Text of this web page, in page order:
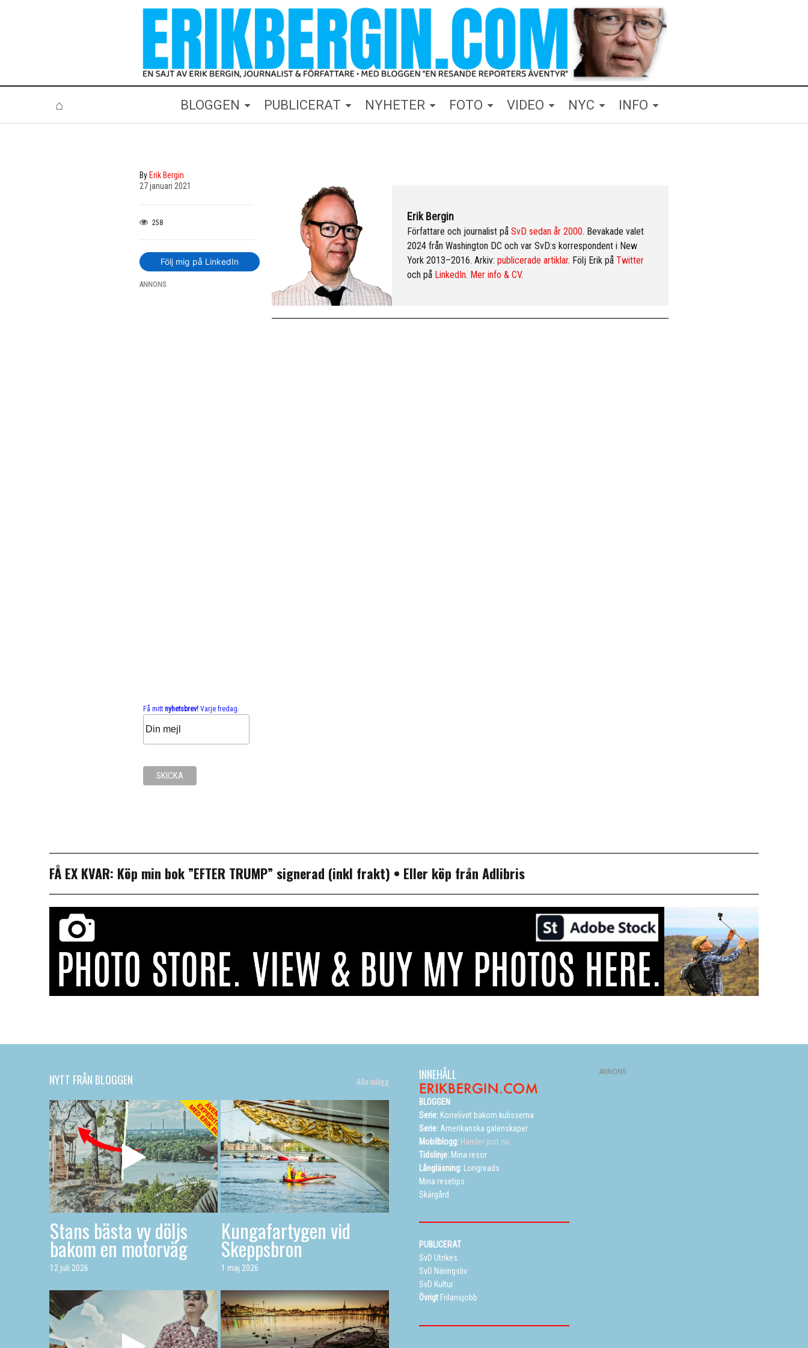
BLOGGEN PUBLICERAT NYHETER FOTO VIDEO NYC INFO
⌂
ByErik Bergin
27 januari 2021
258
Följ mig på LinkedIn
ANNONS
Få mitt nyhetsbrev!Varje fredag.
Erik Bergin
Författare och journalist på SvD sedan år 2000. Bevakade valet
2024 från Washington DC och var SvD:s korrespondent i New
York 2013–2016. Arkiv: publicerade artiklar. Följ Erik på Twitter
och på LinkedIn. Mer info & CV.
FÅ EX KVAR: Köp min bok ”EFTER TRUMP” signerad (inkl frakt) • Eller köp från Adlibris
NYTT FRÅN BLOGGEN Alla inlägg
Stans bästa vy döljs
bakom en motorväg
12 juli 2026
Kungafartygen vid
Skeppsbron
1 maj 2026
INNEHÅLL
BLOGGEN
Serie: Korrelivet bakom kulisserna
Serie: Amerikanska galenskaper
Mobilblogg: Händer just nu
Tidslinje: Mina resor
Långläsning: Longreads
Mina resetips
Skärgård
PUBLICERAT
SvD Utrikes
SvD Näringsliv
SvD Kultur
Övrigt Frilansjobb
ANNONS